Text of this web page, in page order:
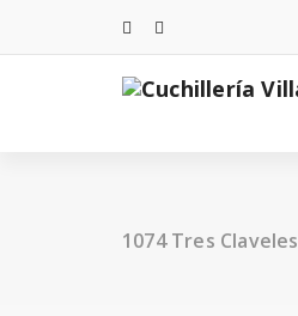
contenido
1074 Tres Claveles